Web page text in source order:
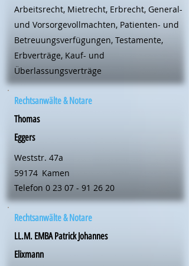
Arbeitsrecht, Mietrecht, Erbrecht, General-
und Vorsorgevollmachten, Patienten- und
Betreuungsverfügungen, Testamente,
Erbverträge, Kauf- und
Überlassungsverträge
Rechtsanwälte & Notare
Thomas
Eggers
Weststr. 47a
59174 Kamen
Telefon 0 23 07 - 91 26 20
Rechtsanwälte & Notare
LL.M. EMBA Patrick Johannes
Elixmann